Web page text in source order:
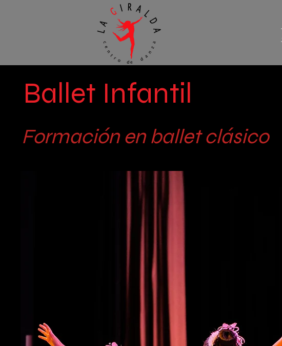
Ballet Infantil
Formación en ballet clásico